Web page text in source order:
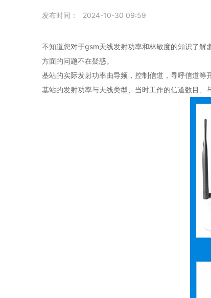
发布时间： 2024-10-30 09:59
不知道您对于gsm天线发射功率和林敏度的知识了
方面的问题不在疑惑。
基站的实际发射功率由导频，控制信道，寻呼信道等
基站的发射功率与天线类型、当时工作的信道数目